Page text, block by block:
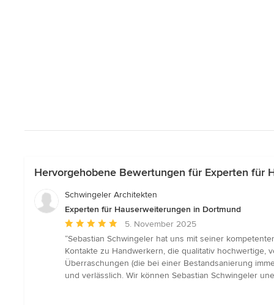
Hervorgehobene Bewertungen für Experten für
Schwingeler Architekten
Experten für Hauserweiterungen in Dortmund
Durchschnittliche
Bewertung:
5
von
5
5. November 2025
“Sebastian Schwingeler hat uns mit seiner
Kontakte zu Handwerkern, die qualitativ hochwertige,
Überraschungen (die bei einer Bestandsanierung
und verlässlich. Wir können Sebastian Schwingeler